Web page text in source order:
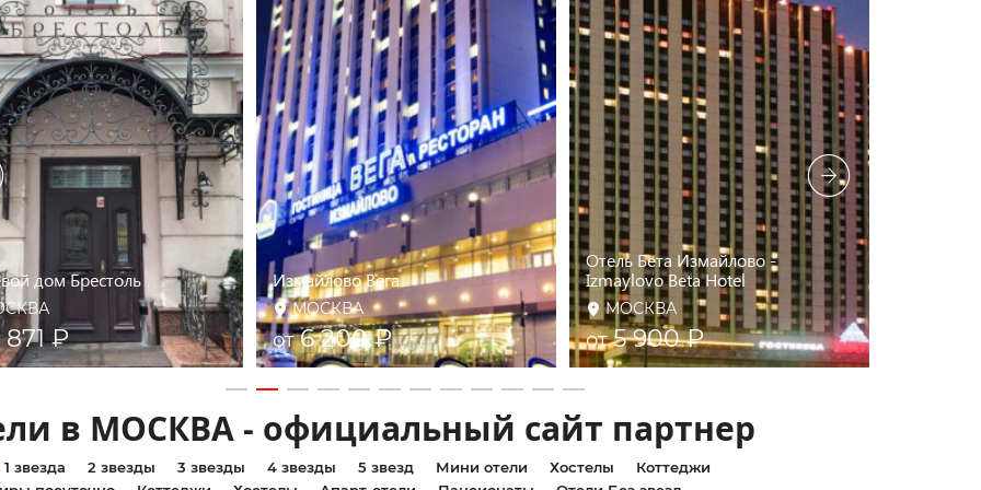
дом Брестоль
871 ₽
Измайлово Вега
МОСКВА
от6 200 ₽
Отель Бета Измайлово -
Izmaylovo Beta Hotel
МОСКВА
от5 900 ₽
в МОСКВА - официальный сайт партнер
1 звезда 2 звезды 3 звезды 4 звезды 5 звезд Мини отели Хостелы
Коттеджи